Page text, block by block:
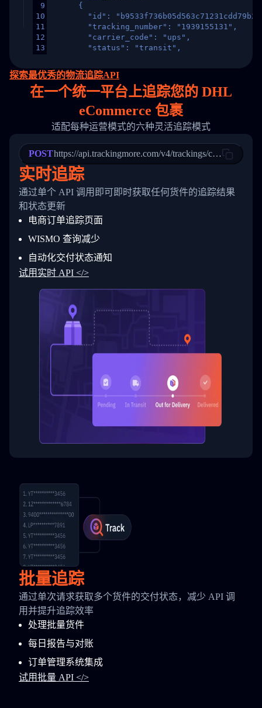
9
10
11
12
13
15
16
17
18
22
23
24
25
27
28
29
30
31
33
34
      {
"id":
        "tracking_number": "1939155131",
        "carrier_code": "ups",
        "status": "transit",
"destination_country": "United
        "itemTimeLength": 2,
        "weblink": "",
        "phone": null,
        "trackinfo": [
          {
            "Date": "2017-03-08 04: 22: 00",
"StatusDescription": "Departed
"Details": "Departed Facility
          },
          {
            "Date": "2017-03-06 15:28:00",
"StatusDescription": "Shipment
"Details": "BEIJING-
          }
        ]
      }
  }
}
探索最优秀的物流追踪API
在一个统一平台上追踪您的 DHL
eCommerce 包裹
适配每种运营模式的六种灵活追踪模式
POSThttps://api.trackingmore.com/v4/trackings/create
实时追踪
通过单个 API 调用即可即时获取任何货件的追踪结果
和状态更新
电商订单追踪页面
WISMO 查询减少
自动化交付状态通知
试用实时 API </>
批量追踪
通过单次请求获取多个货件的交付状态，减少 API 调
用并提升追踪效率
处理批量货件
每日报告与对账
订单管理系统集成
试用批量 API </>